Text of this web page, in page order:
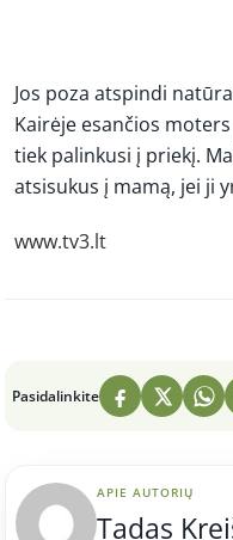
Jos poza atspindi
Kairėje esančios
tiek palinkusi į priekį.
atsisukus į mamą, jei ji
www.tv3.lt
Pasidalinkite
APIE AUTORIŲ
Tadas